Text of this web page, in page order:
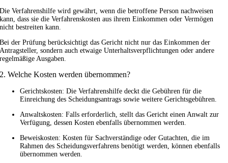
Die Verfahrenshilfe wird gewährt, wenn die betroffene Person nachweisen
kann, dass sie die Verfahrenskosten aus ihrem Einkommen oder Vermögen
nicht bestreiten kann.
Bei der Prüfung berücksichtigt das Gericht nicht nur das Einkommen der
Antragsteller, sondern auch etwaige Unterhaltsverpflichtungen oder andere
regelmäßige Ausgaben.
2. Welche Kosten werden übernommen?
Gerichtskosten: Die Verfahrenshilfe deckt die Gebühren für die
Einreichung des Scheidungsantrags sowie weitere Gerichtsgebühren.
Anwaltskosten: Falls erforderlich, stellt das Gericht einen Anwalt zur
Verfügung, dessen Kosten ebenfalls übernommen werden.
Beweiskosten: Kosten für Sachverständige oder Gutachten, die im
Rahmen des Scheidungsverfahrens benötigt werden, können ebenfalls
übernommen werden.